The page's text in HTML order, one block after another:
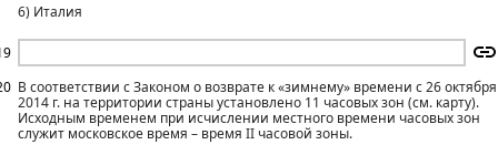
6) Италия
В соответствии с Законом о возврате к «зимнему» времени с 26 октября
2014 г. на территории страны установлено 11 часовых зон (см. карту).
Исходным временем при исчислении местного времени часовых зон
служит московское время – время II часовой зоны.